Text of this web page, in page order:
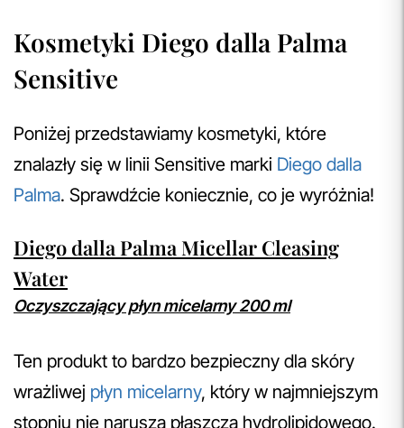
Kosmetyki Diego dalla Palma
Sensitive
Poniżej przedstawiamy kosmetyki, które
znalazły się w linii Sensitive marki Diego dalla
Palma. Sprawdźcie koniecznie, co je wyróżnia!
Diego dalla Palma Micellar Cleasing
Water
Oczyszczający płyn micelarny 200 ml
Ten produkt to bardzo bezpieczny dla skóry
wrażliwej płyn micelarny, który w najmniejszym
stopniu nie narusza płaszcza hydrolipidowego.